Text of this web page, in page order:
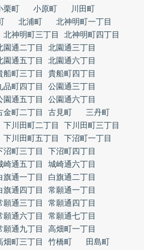
栗町 小原町
川田町
北浦町
北神明町一丁目
北神明町三丁目
北神明町四丁目
園通二丁目
北園通三丁目
園通五丁目
北園通六丁目
船町三丁目
貴船町四丁目
品町四丁目
公園通三丁目
園通五丁目
公園通六丁目
金町二丁目 古見町
三丹町
下川田町二丁目
下川田町三丁目
下川田町五丁目
下沼町一丁目
沼町三丁目
下沼町四丁目
崎通五丁目
城崎通六丁目
旗通一丁目
白旗通二丁目
旗通四丁目
常願通一丁目
願通三丁目
常願通四丁目
願通六丁目
常願通七丁目
願通九丁目
高畑町一丁目
畑町三丁目 竹橋町
田島町